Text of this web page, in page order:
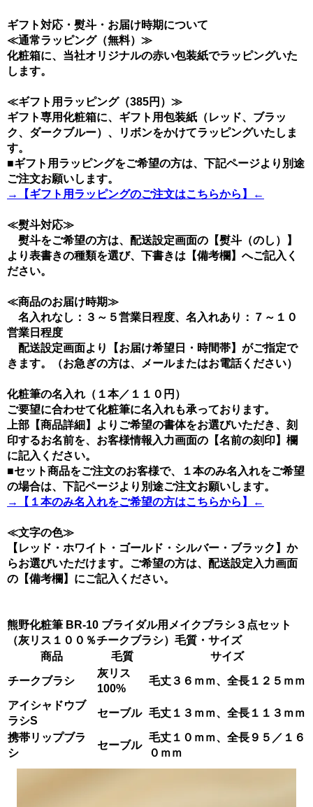
ギフト対応・熨斗・お届け時期について
≪通常ラッピング（無料）≫
化粧箱に、当社オリジナルの赤い包装紙でラッピングいた
します。
≪ギフト用ラッピング（385円）≫
ギフト専用化粧箱に、ギフト用包装紙（レッド、ブラッ
ク、ダークブルー）、リボンをかけてラッピングいたしま
す。
■ギフト用ラッピングをご希望の方は、下記ページより別途
ご注文お願いします。
→【ギフト用ラッピングのご注文はこちらから】←
≪熨斗対応≫
熨斗をご希望の方は、配送設定画面の【熨斗（のし）】
より表書きの種類を選び、下書きは【備考欄】へご記入く
ださい。
≪商品のお届け時期≫
名入れなし：３～５営業日程度、名入れあり：７～１０
営業日程度
配送設定画面より【お届け希望日・時間帯】がご指定で
きます。（お急ぎの方は、メールまたはお電話ください）
化粧筆の名入れ（１本／１１０円）
ご要望に合わせて化粧筆に名入れも承っております。
上部【商品詳細】よりご希望の書体をお選びいただき、刻
印するお名前を、お客様情報入力画面の【名前の刻印】欄
に記入ください。
■セット商品をご注文のお客様で、１本のみ名入れをご希望
の場合は、下記ページより別途ご注文お願いします。
→【１本のみ名入れをご希望の方はこちらから】←
≪文字の色≫
【レッド・ホワイト・ゴールド・シルバー・ブラック】か
らお選びいただけます。ご希望の方は、配送設定入力画面
の【備考欄】にご記入ください。
熊野化粧筆 BR-10 ブライダル用メイクブラシ３点セット
（灰リス１００％チークブラシ）毛質・サイズ
商品
毛質 サイズ
チークブラシ
灰リス
100%
毛丈３６ｍｍ、全長１２５ｍｍ
アイシャドウブ
ラシS
セーブル 毛丈１３ｍｍ、全長１１３ｍｍ
携帯リップブラ
シ
セーブル
毛丈１０ｍｍ、全長９５／１６
０ｍｍ